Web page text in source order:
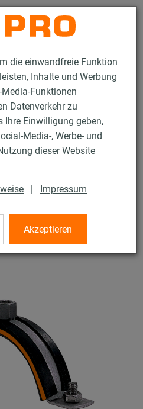
die einwandfreie Funktion
Inhalte und Werbung
Funktionen
Datenverkehr zu
Ihre Einwilligung geben,
Media-, Werbe- und
dieser Website
| Impressum
Akzeptieren
Kontakt
Lüftungsbefestigung
Lüftungsschellen
Junior, M8, 50 mm